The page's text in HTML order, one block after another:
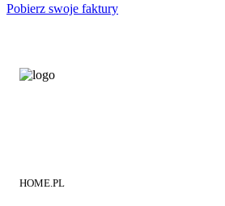
Pobierz swoje faktury
HOME.PL